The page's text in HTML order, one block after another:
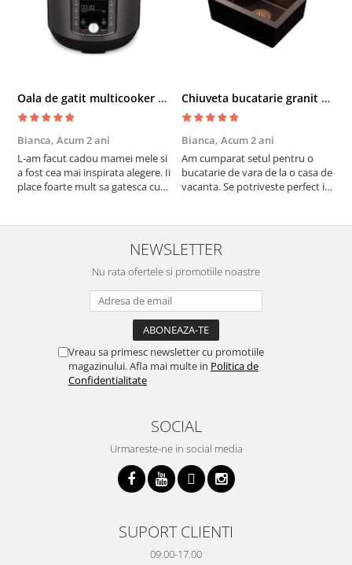
Oala de gatit multicooker 11 functii Instant Pot Pro Crisp 8 + Air Fryer 7.6 lt
Bianca, Acum 2 ani
L-am facut cadou mamei mele si
a fost cea mai inspirata alegere. Ii
place foarte mult sa gatesca cu
cratita...ma gandesc serios sa imi
cumpar si eu! Recomand mult !
Chiuveta bucatarie granit cu finisaj negru perlat/cupru Steingran Art Copper cu dozator si baterie Quadron
Bianca, Acum 2 ani
Am cumparat setul pentru o
bucatarie de vara de la o casa de
vacanta. Se potriveste perfect in
buna, recomand cu drag !
NEWSLETTER
Nu rata ofertele si promotiile noastre
Vreau sa primesc newsletter cu promotiile
magazinului. Afla mai multe in Politica de
Confidentialitate
SOCIAL
Urmareste-ne in social media
SUPORT CLIENTI
09.00-17.00